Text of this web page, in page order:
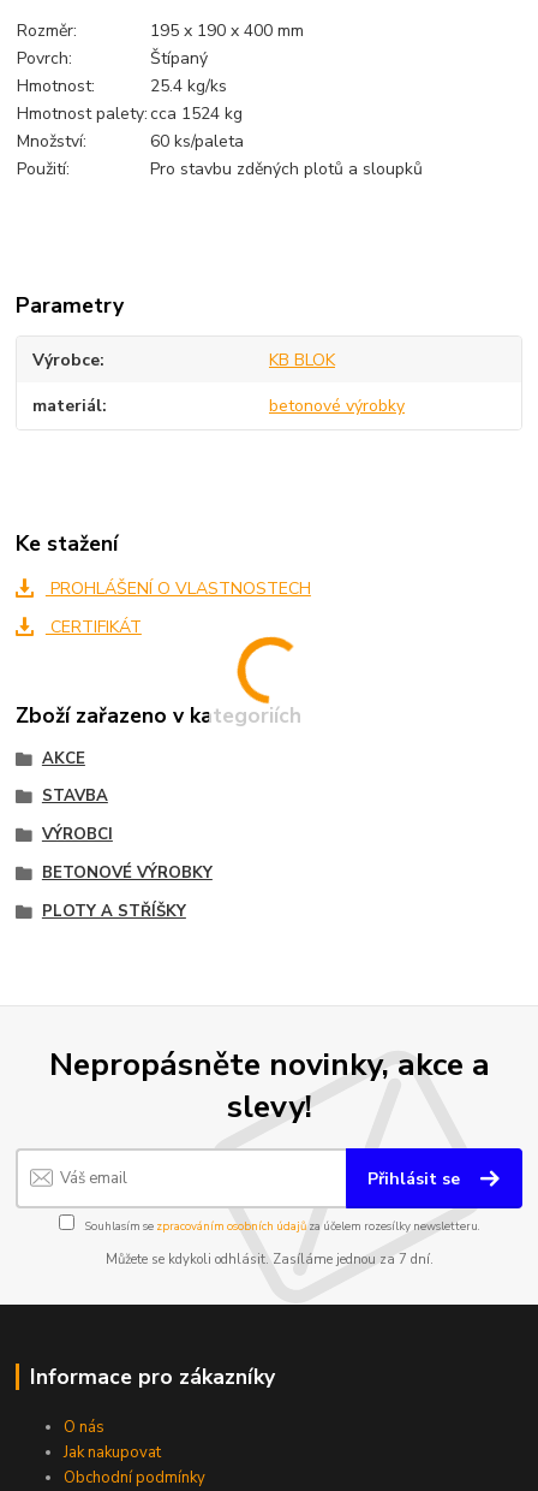
Rozměr:
195 x 190 x 400 mm
Povrch:
Štípaný
Hmotnost:
25.4 kg/ks
Hmotnost palety:cca 1524 kg
Množství:
60 ks/paleta
Použití:
Pro stavbu zděných plotů a sloupků
Parametry
Výrobce KB BLOK
materiál betonové výrobky
Ke stažení
PROHLÁŠENÍ O VLASTNOSTECH
CERTIFIKÁT
Zboží zařazeno v kategoriích
AKCE
STAVBA
VÝROBCI
BETONOVÉ VÝROBKY
PLOTY A STŘÍŠKY
Nepropásněte novinky, akce a
slevy!
Přihlásit se
Souhlasím se zpracováním osobních údajůza účelem rozesílky newsletteru.
Můžete se kdykoli odhlásit. Zasíláme jednou za 7 dní.
Informace pro zákazníky
O nás
Jak nakupovat
Obchodní podmínky